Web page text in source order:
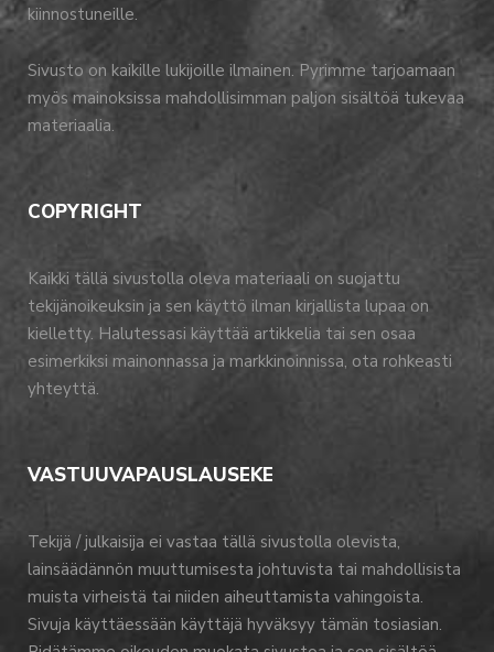
kiinnostuneille.
Sivusto on kaikille lukijoille ilmainen. Pyrimme tarjoamaan
myös mainoksissa mahdollisimman paljon sisältöä tukevaa
materiaalia.
COPYRIGHT
Kaikki tällä sivustolla oleva materiaali on suojattu
tekijänoikeuksin ja sen käyttö ilman kirjallista lupaa on
kielletty. Halutessasi käyttää artikkelia tai sen osaa
esimerkiksi mainonnassa ja markkinoinnissa, ota rohkeasti
yhteyttä.
VASTUUVAPAUSLAUSEKE
Tekijä / julkaisija ei vastaa tällä sivustolla olevista,
lainsäädännön muuttumisesta johtuvista tai mahdollisista
muista virheistä tai niiden aiheuttamista vahingoista.
Sivuja käyttäessään käyttäjä hyväksyy tämän tosiasian.